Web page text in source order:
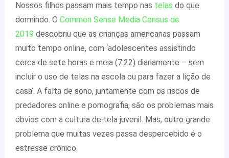
Nossos filhos passam mais tempo nas telas do que
dormindo. O Common Sense Media Census de
2019 descobriu que as crianças americanas passam
muito tempo online, com ‘adolescentes assistindo
cerca de sete horas e meia (7:22) diariamente – sem
incluir o uso de telas na escola ou para fazer a lição de
casa’. A falta de sono, juntamente com os riscos de
predadores online e pornografia, são os problemas mais
óbvios com a cultura de tela juvenil. Mas, outro grande
problema que muitas vezes passa despercebido é o
estresse crônico.